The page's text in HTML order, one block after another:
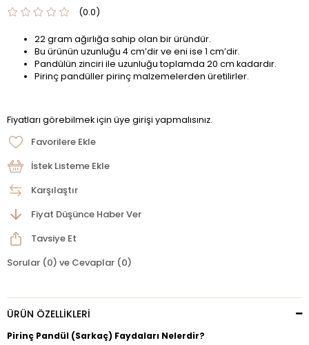
0.0
22 gram ağırlığa sahip olan bir üründür.
Bu ürünün uzunluğu 4 cm’dir ve eni ise 1 cm’dir.
Pandülün zinciri ile uzunluğu toplamda 20 cm kadardır.
Pirinç pandüller pirinç malzemelerden üretilirler.
Fiyatları görebilmek için üye girişi yapmalısınız.
Favorilere Ekle
İstek Listeme Ekle
Karşılaştır
Fiyat Düşünce Haber Ver
Tavsiye Et
Sorular (0) ve Cevaplar (0)
ÜRÜN ÖZELLIKLERI
Pirinç Pandül (Sarkaç) Faydaları Nelerdir?